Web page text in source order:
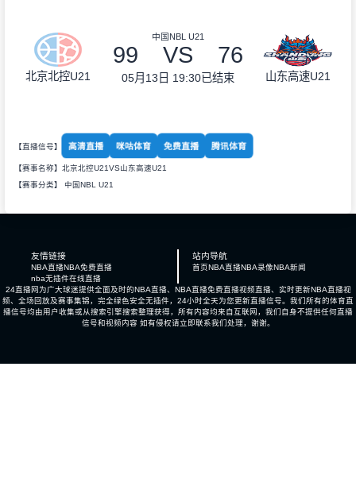
北京北控U21
中国NBL U21
99 VS 76
05月13日 19:30已结束 山东高速U21
【直播信号】 高清直播 咪咕体育 免费直播 腾讯体育
【赛事名称】北京北控U21VS山东高速U21
【赛事分类】 中国NBL U21
友情链接
NBA直播NBA免费直播
nba无插件在线直播
站内导航
首页NBA直播NBA录像NBA新闻
24直播网为广大球迷提供全面及时的NBA直播、NBA直播免费直播视频直播、实时更新NBA直播视
频、全场回放及赛事集锦，完全绿色安全无插件，24小时全天为您更新直播信号。我们所有的体育直
播信号均由用户收集或从搜索引擎搜索整理获得，所有内容均来自互联网，我们自身不提供任何直播
信号和视频内容 如有侵权请立即联系我们处理，谢谢。